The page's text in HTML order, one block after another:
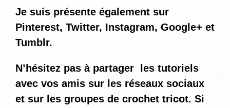
Je suis présente également sur
Pinterest, Twitter, Instagram, Google+ et
Tumblr.
N’hésitez pas à partager les tutoriels
avec vos amis sur les réseaux sociaux
et sur les groupes de crochet tricot. Si